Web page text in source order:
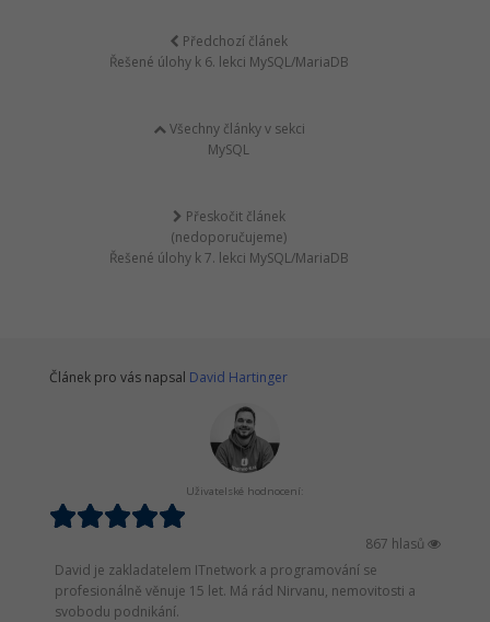
Předchozí článek
Řešené úlohy k 6. lekci MySQL/MariaDB
Všechny články v sekci
MySQL
Přeskočit článek
(nedoporučujeme)
Řešené úlohy k 7. lekci MySQL/MariaDB
Článek pro vás napsal David Hartinger
Uživatelské hodnocení:
867 hlasů
David je zakladatelem ITnetwork a programování se
profesionálně věnuje 15 let. Má rád Nirvanu, nemovitosti a
svobodu podnikání.